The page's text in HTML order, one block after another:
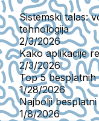
Sistemski talas:
tehnologija
2/3/2026
Kako aplikacije
2/3/2026
Top 5
1/28/2026
Najbolji
1/8/2026